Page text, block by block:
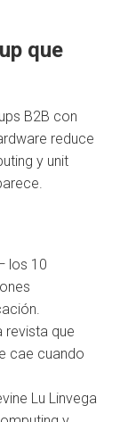
que
B2B con
reduce
y unit
los 10
revista que
cae cuando
Lu Linvega